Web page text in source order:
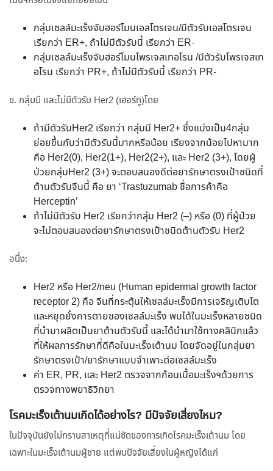
กลุ่มเซลล์มะเร็งจับฮอร์โมนเอสโตรเจน/มีตัวรับเอสโตรเจน
เรียกว่า ER+, ถ้าไม่มีตัวรับนี้ เรียกว่า ER-
กลุ่มเซลล์มะเร็งจับฮอร์โมนโพรเจสเทอโรน /มีตัวรับโพรเจสเท
อโรน เรียกว่า PR+, ถ้าไม่มีตัวรับนี้ เรียกว่า PR-
ข. กลุ่มมี และไม่มีตัวรับ Her2 (เฮอร์ทู)โดย
ถ้ามีตัวรับHer2 เรียกว่า กลุ่มมี Her2+ ซึ่งแบ่งเป็น4กลุ่ม
ย่อยขึ้นกับว่ามีตัวรับนี้มากหรือน้อย เรียงจากน้อยไปหามาก
คือ Her2(0), Her2(1+), Her2(2+), และ Her2 (3+), โดยผู้
ป่วยกลุ่มHer2 (3+) จะตอบสนองดีต่อยารักษาตรงเป้าชนิดที่
ต้านตัวรับจีนนี้ คือ ยา ‘Trastuzumab ชื่อการค้าคือ
Herceptin’
ถ้าไม่มีตัวรับ Her2 เรียกว่ากลุ่ม Her2 (–) หรือ (0) ที่ผู้ป่วย
จะไม่ตอบสนองต่อยารักษาตรงเป้าชนิดต้านตัวรับ Her2
อนึ่ง:
Her2 หรือ Her2/neu (Human epidermal growth factor
receptor 2) คือ จีนที่กระตุ้นให้เซลล์มะเร็งมีการเจริญเติบโต
และหยุดยั้งการตายของเซลล์มะเร็ง พบได้ในมะเร็งหลายชนิด
ที่นำมาผลิตเป็นยาต้านตัวรับนี้ และได้นำมาใช้ทางคลินิกแล้ว
ที่ให้ผลการรักษาที่ดีคือในมะเร็งเต้านม โดยจัดอยู่ในกลุ่มยา
รักษาตรงเป้า/ยารักษาแบบจำเพาะต่อเซลล์มะเร็ง
ค่า ER, PR, และ Her2 ตรวจจากก้อนเนื้อมะเร็งฯด้วยการ
ตรวจทางพยาธิวิทยา
โรคมะเร็งเต้านมเกิดได้อย่างไร? มีปัจจัยเสี่ยงไหม?
ในปัจจุบันยังไม่ทราบสาเหตุที่แน่ชัดของการเกิดโรคมะเร็งเต้านม โดย
เฉพาะในมะเร็งเต้านมผู้ชาย แต่พบปัจจัยเสี่ยงในผู้หญิงได้แก่